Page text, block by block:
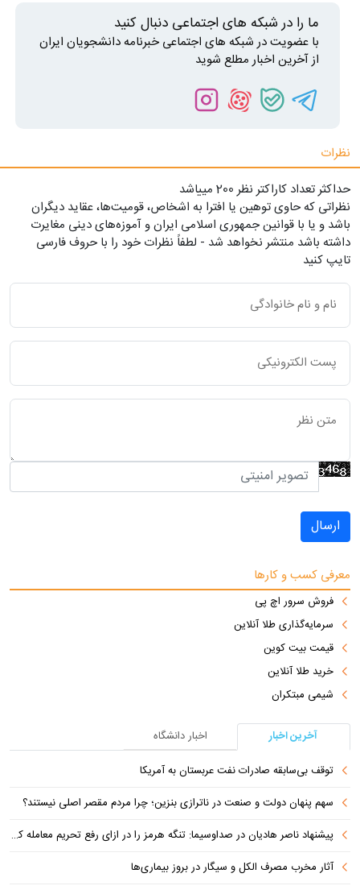
ما را در شبکه های اجتماعی دنبال کنید
با عضویت در شبکه های اجتماعی خبرنامه دانشجویان ایران
از آخرین اخبار مطلع شوید
نظرات
حداکثر تعداد کاراکتر نظر 200 ميياشد
نظراتی که حاوی توهین یا افترا به اشخاص، قومیت‌ها، عقاید دیگران
باشد و یا با قوانین جمهوری اسلامی ایران و آموزه‌های دینی مغایرت
داشته باشد منتشر نخواهد شد - لطفاً نظرات خود را با حروف فارسی
تایپ کنید
ارسال
معرفی کسب و کارها
فروش سرور اچ پی
سرمایه‌گذاری طلا آنلاین
قیمت بیت کوین
خرید طلا آنلاین
شیمی مبتکران
آخرین اخبار
اخبار دانشگاه
توقف بی‌سابقه صادرات نفت عربستان به آمریکا
سهم پنهان دولت و صنعت در ناترازی بنزین؛ چرا مردم مقصر اصلی نیستند؟
پیشنهاد ناصر هادیان در صداوسیما: تنگه هرمز را در ازای رفع تحریم معامله کنیم
آثار مخرب مصرف الکل و سیگار در بروز بیماری‌ها